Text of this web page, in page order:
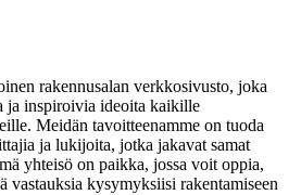
rakennusalan verkkosivusto, joka
ja inspiroivia ideoita kaikille
Meidän tavoitteenamme on tuoda
ja lukijoita, jotka jakavat samat
yhteisö on paikka, jossa voit oppia,
vastauksia kysymyksiisi rakentamiseen